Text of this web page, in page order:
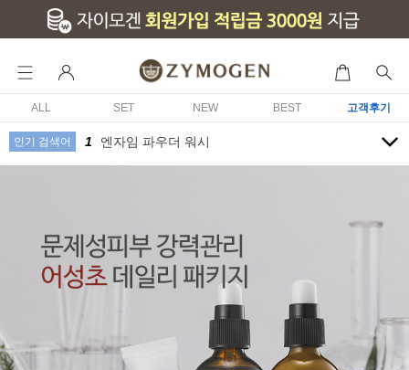
ALL SET NEW BEST 고객후기
인기 검색어
10 미백 집중관리 패키지
1
엔자임 파우더 워시
6 발효콩 탄력 크림
7 문제성 피부 루틴 3종세트
8 페이셜 모이스처 오일
AC Dr. 안티세범 클렌징 폼
미백 집중관리 패키지
1
엔자임 파우더 워시